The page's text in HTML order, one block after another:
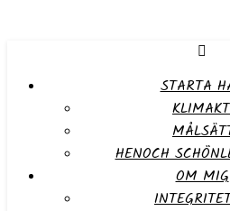
STARTA
HENOCH
OM MIG